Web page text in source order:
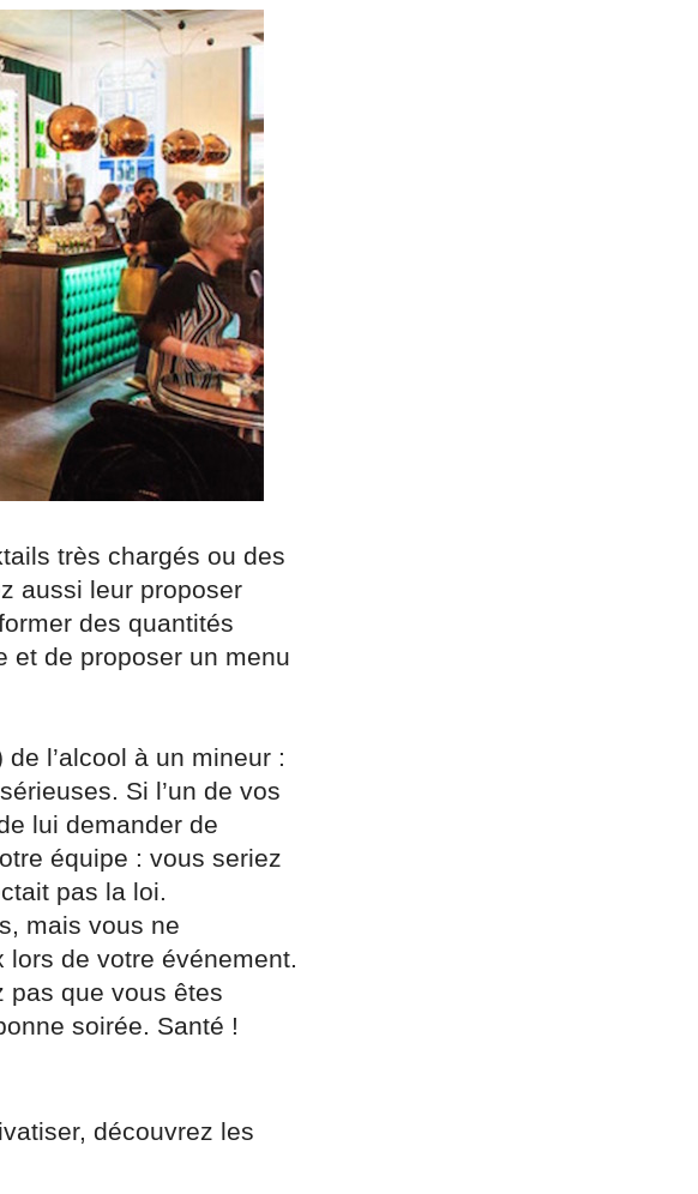
très chargés ou des
aussi leur proposer
des quantités
et de proposer un menu
l’alcool à un mineur :
Si l’un de vos
lui demander de
équipe : vous seriez
pas la loi.
mais vous ne
de votre événement.
pas que vous êtes
soirée. Santé !
découvrez les